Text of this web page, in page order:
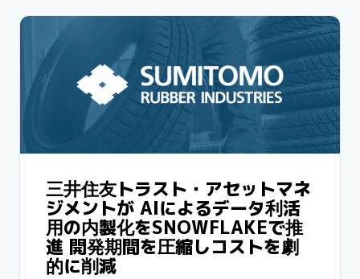
三井住友トラスト・アセットマネ
ジメントが AIによるデータ利活
用の内製化をSNOWFLAKEで推
進 開発期間を圧縮しコストを劇
的に削減